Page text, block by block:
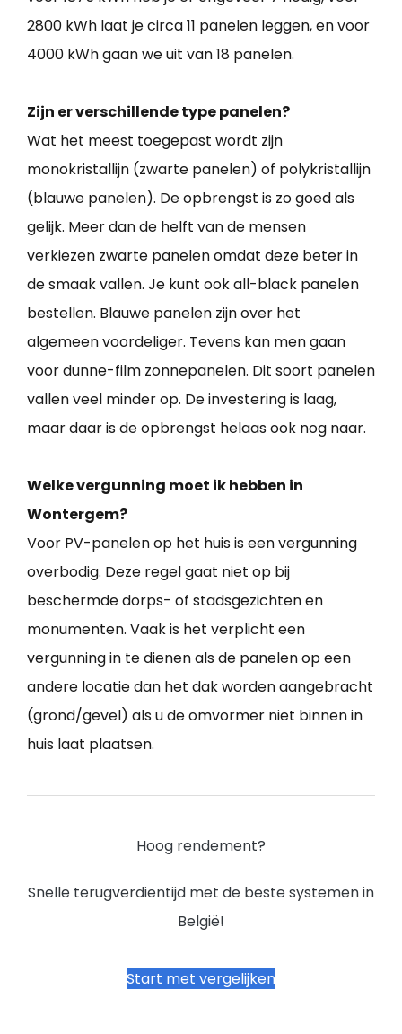
2800 kWh laat je circa 11 panelen leggen, en voor
4000 kWh gaan we uit van 18 panelen.
Zijn er verschillende type panelen?
Wat het meest toegepast wordt zijn
monokristallijn (zwarte panelen) of polykristallijn
(blauwe panelen). De opbrengst is zo goed als
gelijk. Meer dan de helft van de mensen
verkiezen zwarte panelen omdat deze beter in
de smaak vallen. Je kunt ook all-black panelen
bestellen. Blauwe panelen zijn over het
algemeen voordeliger. Tevens kan men gaan
voor dunne-film zonnepanelen. Dit soort panelen
vallen veel minder op. De investering is laag,
maar daar is de opbrengst helaas ook nog naar.
Welke vergunning moet ik hebben in
Wontergem?
Voor PV-panelen op het huis is een vergunning
overbodig. Deze regel gaat niet op bij
beschermde dorps- of stadsgezichten en
monumenten. Vaak is het verplicht een
vergunning in te dienen als de panelen op een
andere locatie dan het dak worden aangebracht
(grond/gevel) als u de omvormer niet binnen in
huis laat plaatsen.
Hoog rendement?
Snelle terugverdientijd met de beste systemen in
België!
Start met vergelijken